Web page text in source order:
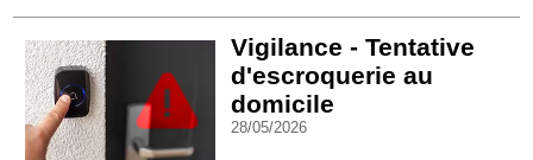
Vigilance - Tentative
d'escroquerie au
domicile
28/05/2026